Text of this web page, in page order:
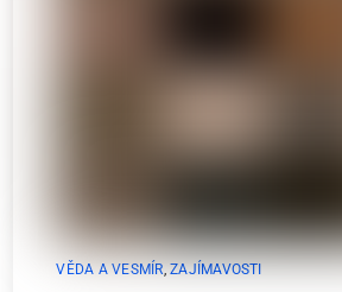
VĚDA A VESMÍR,ZAJÍMAVOSTI